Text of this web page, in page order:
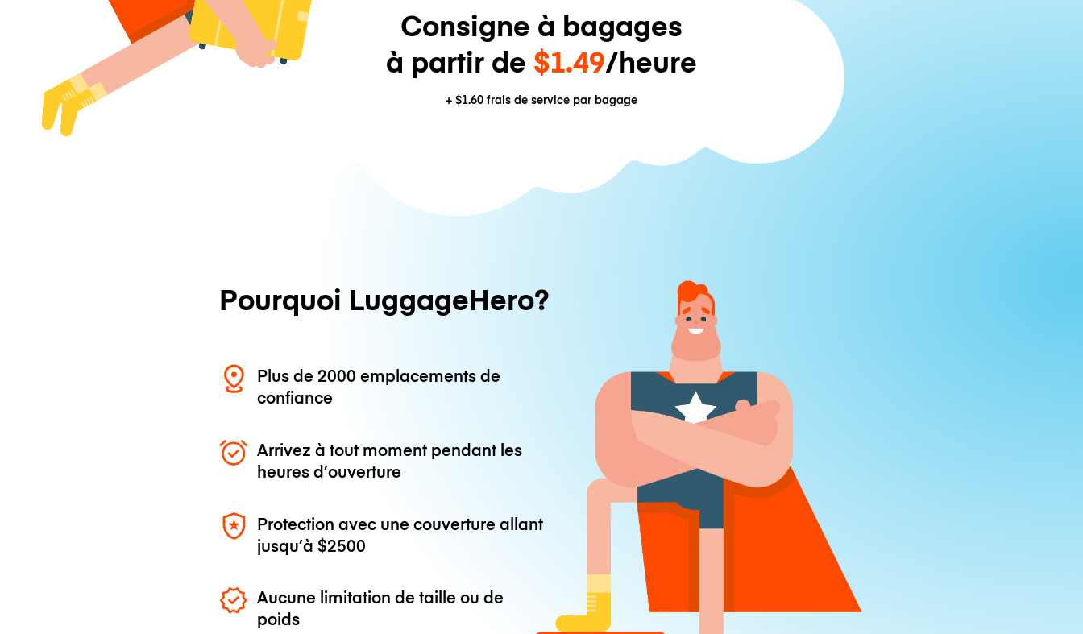
Consigne à bagages
à partir de $1.49/heure
+ $1.60 frais de service par bagage
Pourquoi LuggageHero?
Plus de 2000 emplacements de
confiance
Arrivez à tout moment pendant les
heures d’ouverture
Protection avec une couverture allant
jusqu’à$2500
Aucune limitation de taille ou de
poids